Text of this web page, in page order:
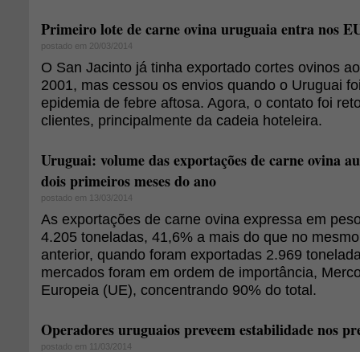
Primeiro lote de carne ovina uruguaia entra nos
postado em 20/03/2014
O San Jacinto já tinha exportado cortes ovinos
2001, mas cessou os envios quando o Uruguai
epidemia de febre aftosa. Agora, o contato foi
clientes, principalmente da cadeia hoteleira.
Uruguai: volume das exportações de carne ovina
dois primeiros meses do ano
postado em 13/03/2014
As exportações de carne ovina expressa em
4.205 toneladas, 41,6% a mais do que no
anterior, quando foram exportadas 2.969
mercados foram em ordem de importância,
Europeia (UE), concentrando 90% do total.
Operadores uruguaios preveem estabilidade nos
postado em 11/03/2014